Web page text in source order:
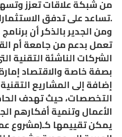
من شبكة علاقات تعزز
تساعد على تدفق الاستثمارات في المجال التقني.
ومن الجدير بالذكر أن
تعمل بدعم من جامعة أم
الشركات الناشئة التقنية
بصفة خاصة والاقتصاد
إضافة إلى المشاريع
التخصصات، حيث تهدف
الأعمال وتنمية أفكارهم
يمكن تقييمها كـ(مشروع